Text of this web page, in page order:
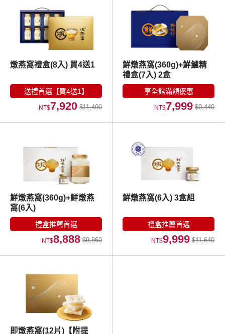
燉燕窩禮盒(8入) 買4送1
送禮首選【買4送1】
NT$7,920 $11,400
鮮燉燕窩(360g)+鮮鱸精
禮盒(7入) 2盒
享全館滿額優惠
NT$7,999 $9,440
鮮燉燕窩(360g)+鮮燉燕
窩(6入)
禮盒推薦首選
NT$8,888 $9,860
鮮燉燕窩(6入) 3盒組
禮盒推薦首選
NT$9,999 $11,640
即燉燕窩(12片)【附提